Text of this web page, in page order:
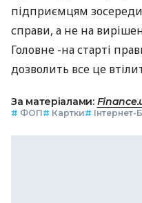
підприємцям
справи, а не на
Головне -на старті
дозволить все це
За матеріалами:
# ФОП# Картки# Інтернет-